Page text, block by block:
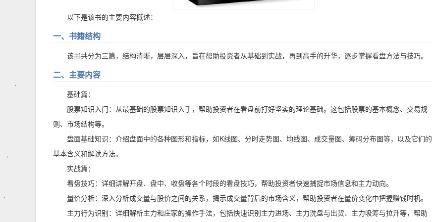
以下是该书的主要内容概述：
一、书籍结构
该书共分为三篇，结构清晰，层层深入，旨在帮助投资者从基础到实战，再到高手的升华，逐步掌握看盘方法与技巧。
二、主要内容
基础篇：
股票知识入门：从最基础的股票知识入手，帮助投资者在看盘前打好坚实的理论基础。这包括股票的基本概念、交易规
则、市场结构等。
盘面基础知识：介绍盘面中的各种图形和指标，如K线图、分时走势图、均线图、成交量图、筹码分布图等，以及它们的
基本含义和解读方法。
实战篇：
看盘技巧：详细讲解开盘、盘中、收盘等各个时段的看盘技巧，帮助投资者快速捕捉市场信息和主力动向。
量价分析：深入分析成交量与股价之间的关系，揭示成交量背后的市场含义，帮助投资者在量价变化中把握赚钱时机。
主力行为识别：详细解析主力和庄家的操作手法，包括快速识别主力进场、主力洗盘与出货、主力吸筹与拉升等，帮助